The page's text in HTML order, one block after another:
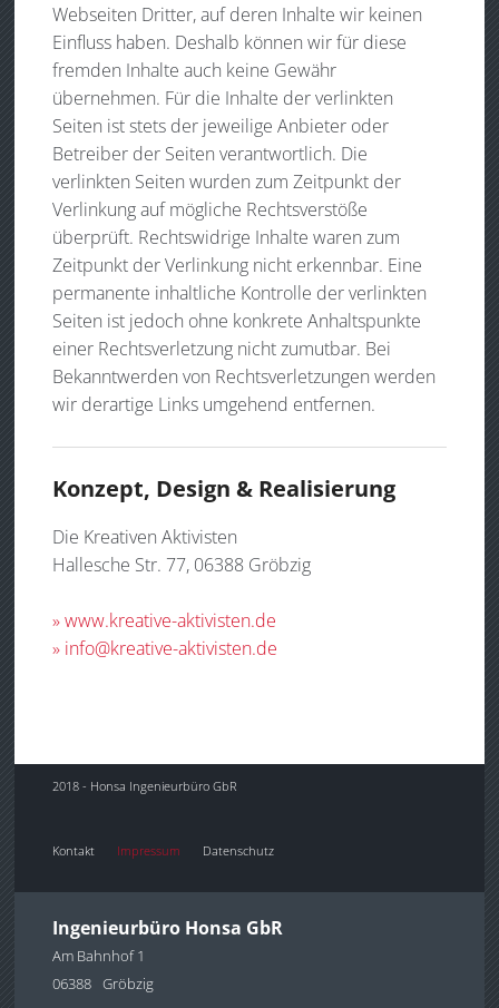
Webseiten Dritter, auf deren Inhalte wir keinen
Einfluss haben. Deshalb können wir für diese
fremden Inhalte auch keine Gewähr
übernehmen. Für die Inhalte der verlinkten
Seiten ist stets der jeweilige Anbieter oder
Betreiber der Seiten verantwortlich. Die
verlinkten Seiten wurden zum Zeitpunkt der
Verlinkung auf mögliche Rechtsverstöße
überprüft. Rechtswidrige Inhalte waren zum
Zeitpunkt der Verlinkung nicht erkennbar. Eine
permanente inhaltliche Kontrolle der verlinkten
Seiten ist jedoch ohne konkrete Anhaltspunkte
einer Rechtsverletzung nicht zumutbar. Bei
Bekanntwerden von Rechtsverletzungen werden
wir derartige Links umgehend entfernen.
Konzept, Design & Realisierung
Die Kreativen Aktivisten
Hallesche Str. 77, 06388 Gröbzig
» www.kreative-aktivisten.de
» info@kreative-aktivisten.de
2018 - Honsa Ingenieurbüro GbR
Kontakt Impressum Datenschutz
Ingenieurbüro Honsa GbR
Am Bahnhof 1
06388 Gröbzig